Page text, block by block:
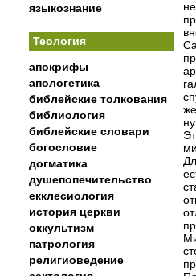
языкознание
Теология
апокрифы
апологетика
библейские толкования
библиология
библейские словари
богословие
догматика
душепопечительство
екклесиология
история церкви
оккультизм
патрология
религиоведение